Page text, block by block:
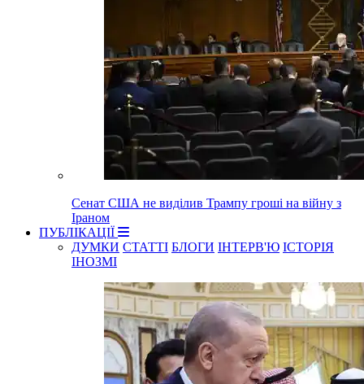
Сенат США не виділив Трампу гроші на війну з
Іраном
ПУБЛІКАЦІЇ
ДУМКИ СТАТТІ БЛОГИ ІНТЕРВ'Ю ІСТОРІЯ
ІНОЗМІ